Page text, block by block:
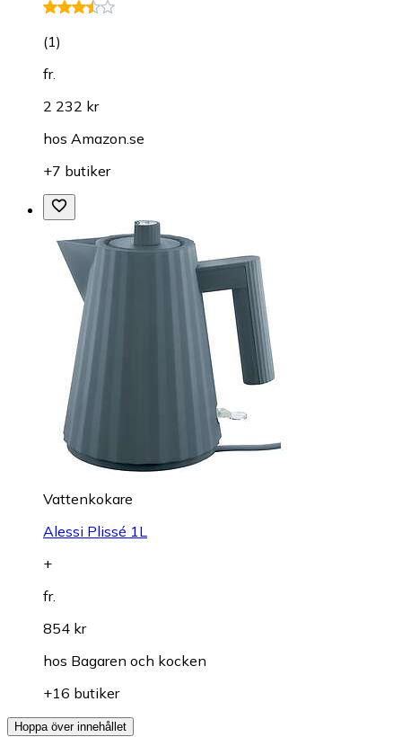
(1)
fr.
2 232 kr
hos Amazon.se
+7 butiker
Vattenkokare
Alessi Plissé 1L
+
fr.
854 kr
hos Bagaren och kocken
+16 butiker
Hoppa över innehållet